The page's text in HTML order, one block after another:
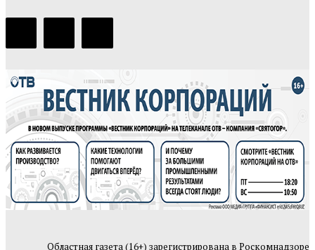
Областная газета (16+) зарегистрирована в Роскомнадзоре